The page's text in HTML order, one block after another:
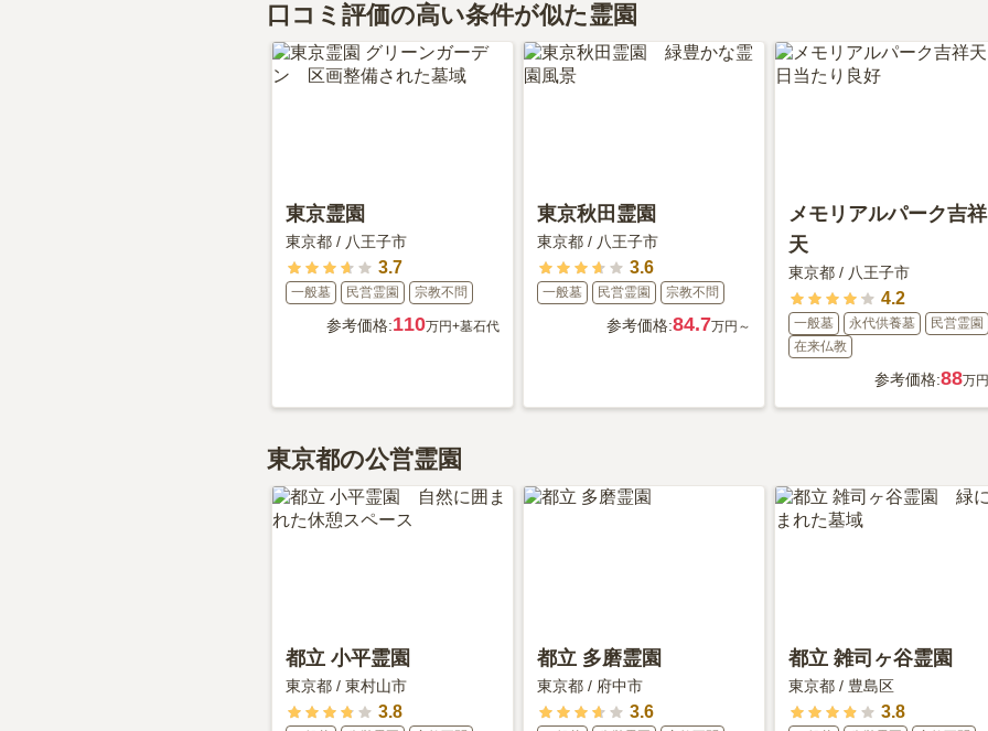
口コミ評価の高い条件が似た霊園
東京霊園
東京都 / 八王子市
3.7
一般墓 民営霊園 宗教不問
参考価格:110万円+墓石代
東京秋田霊園
東京都 / 八王子市
3.6
一般墓 民営霊園 宗教不問
参考価格:84.7万円～
メモリアルパーク吉祥
天
東京都 / 八王子市
4.2
一般墓 永代供養墓
民営霊園
在来仏教
参考価格:88万
東京都の公営霊園
都立 小平霊園
東京都 / 東村山市
3.8
都立 多磨霊園
東京都 / 府中市
3.6
都立 雑司ヶ谷霊園
東京都 / 豊島区
3.8